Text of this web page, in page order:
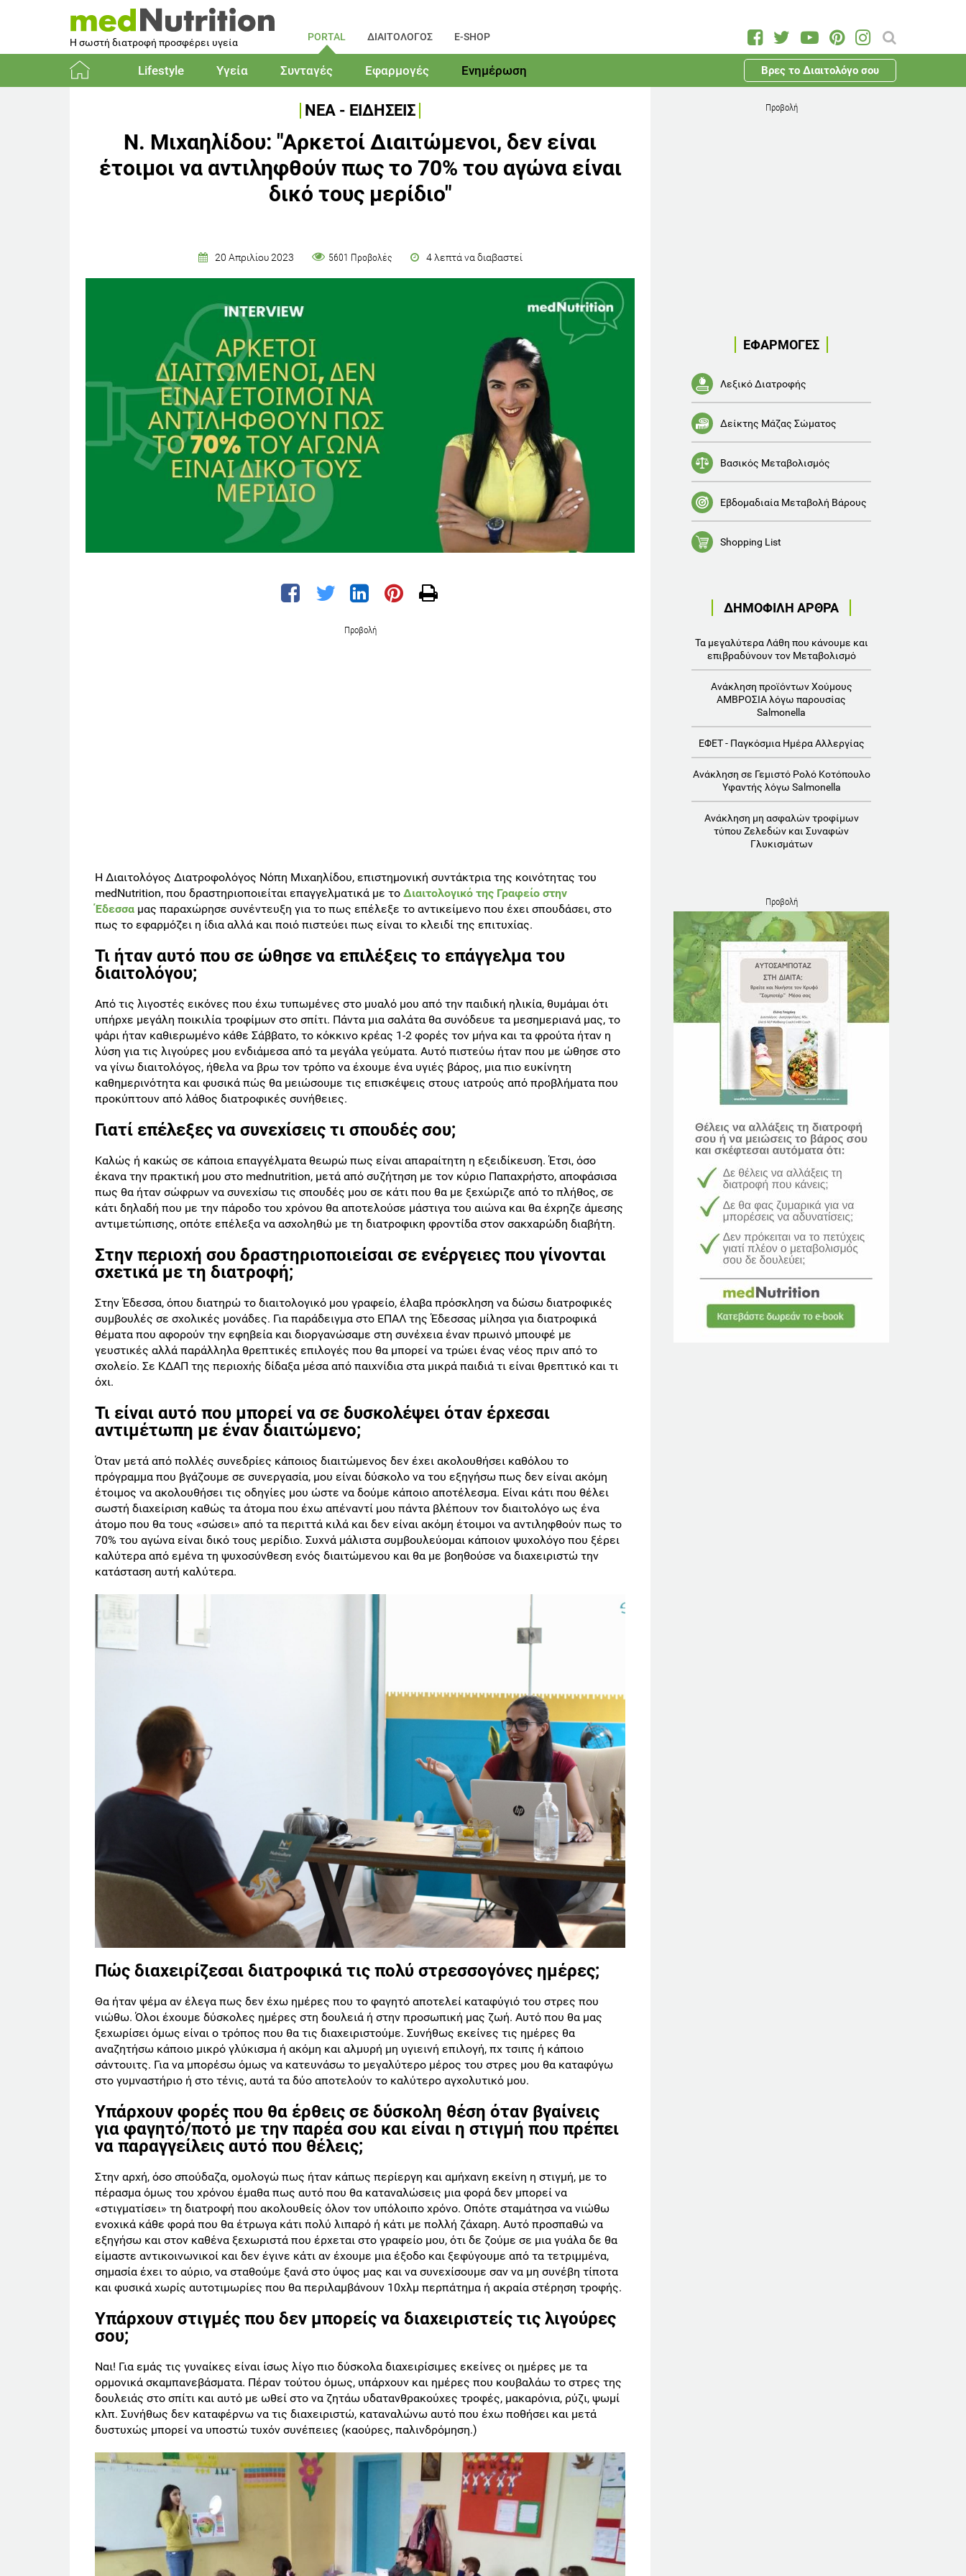
Η σωστή διατροφή προσφέρει υγεία PORTAL ΔΙΑΙΤΟΛΟΓΟΣ E-SHOP
Lifestyle Υγεία Συνταγές Εφαρμογές Ενημέρωση Βρες το Διαιτολόγο σου
ΝΕΑ - ΕΙΔΗΣΕΙΣ
N. Μιχαηλίδου: "Αρκετοί Διαιτώμενοι, δεν είναι
έτοιμοι να αντιληφθούν πως το 70% του αγώνα είναι
δικό τους μερίδιο"
20 Απριλίου 2023 5601 Προβολές 4 λεπτά να διαβαστεί
Προβολή
Η Διαιτολόγος Διατροφολόγος Νόπη Μιχαηλίδου, επιστημονική συντάκτρια της κοινότητας του
medNutrition, που δραστηριοποιείται επαγγελματικά με το Διαιτολογικό της Γραφείο στην
Έδεσσα μας παραχώρησε συνέντευξη για το πως επέλεξε το αντικείμενο που έχει σπουδάσει, στο
πως το εφαρμόζει η ίδια αλλά και ποιό πιστεύει πως είναι το κλειδί της επιτυχίας.
Τι ήταν αυτό που σε ώθησε να επιλέξεις το επάγγελμα του
διαιτολόγου;
Από τις λιγοστές εικόνες που έχω τυπωμένες στο μυαλό μου από την παιδική ηλικία, θυμάμαι ότι
υπήρχε μεγάλη ποικιλία τροφίμων στο σπίτι. Πάντα μια σαλάτα θα συνόδευε τα μεσημεριανά μας, το
ψάρι ήταν καθιερωμένο κάθε Σάββατο, το κόκκινο κρέας 1-2 φορές τον μήνα και τα φρούτα ήταν η
λύση για τις λιγούρες μου ενδιάμεσα από τα μεγάλα γεύματα. Αυτό πιστεύω ήταν που με ώθησε στο
να γίνω διαιτολόγος, ήθελα να βρω τον τρόπο να έχουμε ένα υγιές βάρος, μια πιο ευκίνητη
καθημερινότητα και φυσικά πώς θα μειώσουμε τις επισκέψεις στους ιατρούς από προβλήματα που
προκύπτουν από λάθος διατροφικές συνήθειες.
Γιατί επέλεξες να συνεχίσεις τι σπουδές σου;
Καλώς ή κακώς σε κάποια επαγγέλματα θεωρώ πως είναι απαραίτητη η εξειδίκευση. Έτσι, όσο
έκανα την πρακτική μου στο mednutrition, μετά από συζήτηση με τον κύριο Παπαχρήστο, αποφάσισα
πως θα ήταν σώφρων να συνεχίσω τις σπουδές μου σε κάτι που θα με ξεχώριζε από το πλήθος, σε
κάτι δηλαδή που με την πάροδο του χρόνου θα αποτελούσε μάστιγα του αιώνα και θα έχρηζε άμεσης
αντιμετώπισης, οπότε επέλεξα να ασχοληθώ με τη διατροφικη φροντίδα στον σακχαρώδη διαβήτη.
Στην περιοχή σου δραστηριοποιείσαι σε ενέργειες που γίνονται
σχετικά με τη διατροφή;
Στην Έδεσσα, όπου διατηρώ το διαιτολογικό μου γραφείο, έλαβα πρόσκληση να δώσω διατροφικές
συμβουλές σε σχολικές μονάδες. Για παράδειγμα στο ΕΠΑΛ της Έδεσσας μίλησα για διατροφικά
θέματα που αφορούν την εφηβεία και διοργανώσαμε στη συνέχεια έναν πρωινό μπουφέ με
γευστικές αλλά παράλληλα θρεπτικές επιλογές που θα μπορεί να τρώει ένας νέος πριν από το
σχολείο. Σε ΚΔΑΠ της περιοχής δίδαξα μέσα από παιχνίδια στα μικρά παιδιά τι είναι θρεπτικό και τι
όχι.
Τι είναι αυτό που μπορεί να σε δυσκολέψει όταν έρχεσαι
αντιμέτωπη με έναν διαιτώμενο;
Όταν μετά από πολλές συνεδρίες κάποιος διαιτώμενος δεν έχει ακολουθήσει καθόλου το
πρόγραμμα που βγάζουμε σε συνεργασία, μου είναι δύσκολο να του εξηγήσω πως δεν είναι ακόμη
έτοιμος να ακολουθήσει τις οδηγίες μου ώστε να δούμε κάποιο αποτέλεσμα. Είναι κάτι που θέλει
σωστή διαχείριση καθώς τα άτομα που έχω απέναντί μου πάντα βλέπουν τον διαιτολόγο ως ένα
άτομο που θα τους «σώσει» από τα περιττά κιλά και δεν είναι ακόμη έτοιμοι να αντιληφθούν πως το
70% του αγώνα είναι δικό τους μερίδιο. Συχνά μάλιστα συμβουλεύομαι κάποιον ψυχολόγο που ξέρει
καλύτερα από εμένα τη ψυχοσύνθεση ενός διαιτώμενου και θα με βοηθούσε να διαχειριστώ την
κατάσταση αυτή καλύτερα.
Πώς διαχειρίζεσαι διατροφικά τις πολύ στρεσσογόνες ημέρες;
Θα ήταν ψέμα αν έλεγα πως δεν έχω ημέρες που το φαγητό αποτελεί καταφύγιό του στρες που
νιώθω. Όλοι έχουμε δύσκολες ημέρες στη δουλειά ή στην προσωπική μας ζωή. Αυτό που θα μας
ξεχωρίσει όμως είναι ο τρόπος που θα τις διαχειριστούμε. Συνήθως εκείνες τις ημέρες θα
αναζητήσω κάποιο μικρό γλύκισμα ή ακόμη και αλμυρή μη υγιεινή επιλογή, πχ τσιπς ή κάποιο
σάντουιτς. Για να μπορέσω όμως να κατευνάσω το μεγαλύτερο μέρος του στρες μου θα καταφύγω
στο γυμναστήριο ή στο τένις, αυτά τα δύο αποτελούν το καλύτερο αγχολυτικό μου.
Υπάρχουν φορές που θα έρθεις σε δύσκολη θέση όταν βγαίνεις
για φαγητό/ποτό με την παρέα σου και είναι η στιγμή που πρέπει
να παραγγείλεις αυτό που θέλεις;
Στην αρχή, όσο σπούδαζα, ομολογώ πως ήταν κάπως περίεργη και αμήχανη εκείνη η στιγμή, με το
πέρασμα όμως του χρόνου έμαθα πως αυτό που θα καταναλώσεις μια φορά δεν μπορεί να
«στιγματίσει» τη διατροφή που ακολουθείς όλον τον υπόλοιπο χρόνο. Οπότε σταμάτησα να νιώθω
ενοχικά κάθε φορά που θα έτρωγα κάτι πολύ λιπαρό ή κάτι με πολλή ζάχαρη. Αυτό προσπαθώ να
εξηγήσω και στον καθένα ξεχωριστά που έρχεται στο γραφείο μου, ότι δε ζούμε σε μια γυάλα δε θα
είμαστε αντικοινωνικοί και δεν έγινε κάτι αν έχουμε μια έξοδο και ξεφύγουμε από τα τετριμμένα,
σημασία έχει το αύριο, να σταθούμε ξανά στο ύψος μας και να συνεχίσουμε σαν να μη συνέβη τίποτα
και φυσικά χωρίς αυτοτιμωρίες που θα περιλαμβάνουν 10χλμ περπάτημα ή ακραία στέρηση τροφής.
Υπάρχουν στιγμές που δεν μπορείς να διαχειριστείς τις λιγούρες
σου;
Ναι! Για εμάς τις γυναίκες είναι ίσως λίγο πιο δύσκολα διαχειρίσιμες εκείνες οι ημέρες με τα
ορμονικά σκαμπανεβάσματα. Πέραν τούτου όμως, υπάρχουν και ημέρες που κουβαλάω το στρες της
δουλειάς στο σπίτι και αυτό με ωθεί στο να ζητάω υδατανθρακούχες τροφές, μακαρόνια, ρύζι, ψωμί
κλπ. Συνήθως δεν καταφέρνω να τις διαχειριστώ, καταναλώνω αυτό που έχω ποθήσει και μετά
δυστυχώς μπορεί να υποστώ τυχόν συνέπειες (καούρες, παλινδρόμηση.)
Προβολή
ΔΗΜΟΦΙΛΗ ΑΡΘΡΑ
Τα μεγαλύτερα Λάθη που κάνουμε και
επιβραδύνουν τον Μεταβολισμό
Ανάκληση προϊόντων Χούμους
ΑΜΒΡΟΣΙΑ λόγω παρουσίας
Salmonella
ΕΦΕΤ - Παγκόσμια Ημέρα Αλλεργίας
Ανάκληση σε Γεμιστό Ρολό Κοτόπουλο
Υφαντής λόγω Salmonella
Ανάκληση μη ασφαλών τροφίμων
τύπου Ζελεδών και Συναφών
Γλυκισμάτων
ΕΦΑΡΜΟΓΕΣ
Λεξικό Διατροφής
Δείκτης Μάζας Σώματος
Βασικός Μεταβολισμός
Εβδομαδιαία Μεταβολή Βάρους
Shopping List
Προβολή